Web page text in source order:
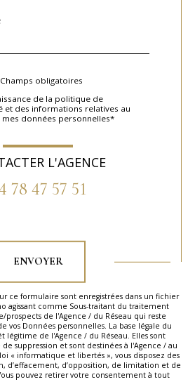
obligatoires
de la politique de
et des informations relatives au
données personnelles*
L'AGENCE
78 47 57 51
ENVOYER
ce formulaire sont enregistrées dans un fichier
agissant comme Sous-traitant du traitement
de l'Agence / du Réseau qui reste
vos Données personnelles. La base légale du
de l'Agence / du Réseau. Elles sont
suppression et sont destinées à l'Agence / au
« informatique et libertés », vous disposez des
d’effacement, d’opposition, de limitation et de
pouvez retirer votre consentement à tout